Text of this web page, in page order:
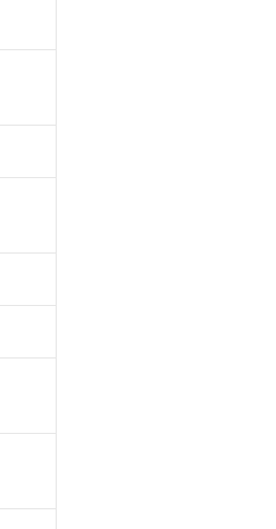
標準価格(税抜)を提供させていただ
商品もあることをご了承ください。
の社内データに基づき作成されるも
なる場合があることをご了承くださ
」をご確認ください。
洩または開示しないようお願いしま
は、I-Webメンバーズにご登録され
な範囲で利用することをご了承くだ
または確認中の商品です。
です。
ジフェニルエーテル類(PBDE) 1000ppm以下、
ンジル（BBP） 1000ppm以下、フタル酸ジブチ
います。
。
します。
示します。
臭化ジフェニルエーテル類) : 1000ppm、
タル酸ブチルベンジル) : 1000ppm、
ます。
に深刻な影響を及ぼさない年数を意
める商品（以下｢規制貨物等」とい
可(または役務取引許可)を取得する
輸出されないよう必要な手段を講じ
の内容を当該第三者に通知します。
おそれがある場合は、取り引きをい
たはお客様担当のオムロン制御